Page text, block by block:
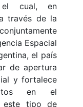
el cual, en
través de la
Espacial
el país
de apertura
y fortalece
en el
este tipo de